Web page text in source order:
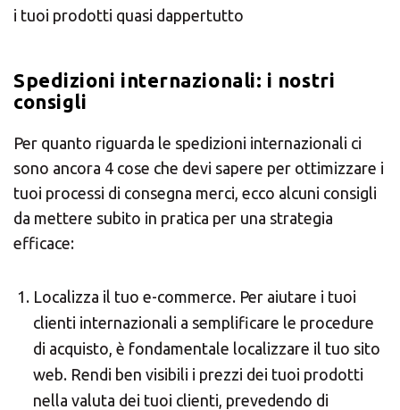
i tuoi prodotti quasi dappertutto
Spedizioni internazionali: i nostri
consigli
Per quanto riguarda le spedizioni internazionali ci
sono ancora 4 cose che devi sapere per ottimizzare i
tuoi processi di consegna merci, ecco alcuni consigli
da mettere subito in pratica per una strategia
efficace:
Localizza il tuo e-commerce. Per aiutare i tuoi
clienti internazionali a semplificare le procedure
di acquisto, è fondamentale localizzare il tuo sito
web. Rendi ben visibili i prezzi dei tuoi prodotti
nella valuta dei tuoi clienti, prevedendo di